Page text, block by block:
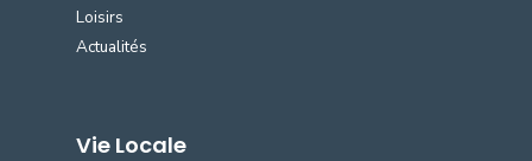
Loisirs
Actualités
Vie Locale